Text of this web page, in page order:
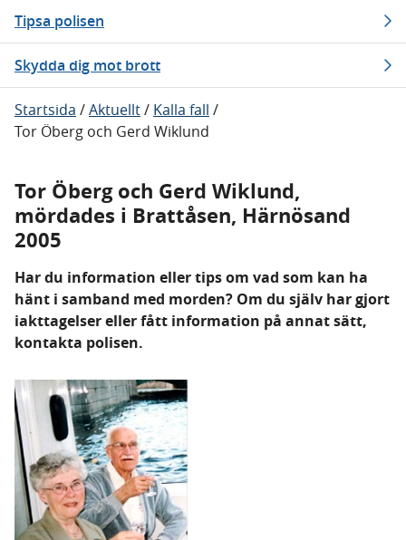
Tipsa polisen
Skydda dig mot brott
Startsida /Aktuellt/ Kalla fall /
Tor Öberg och Gerd Wiklund
Tor Öberg och Gerd Wiklund,
mördades i Brattåsen, Härnösand
2005
Har du information eller tips om vad som kan ha
hänt i samband med morden? Om du själv har gjort
iakttagelser eller fått information på annat sätt,
kontakta polisen.